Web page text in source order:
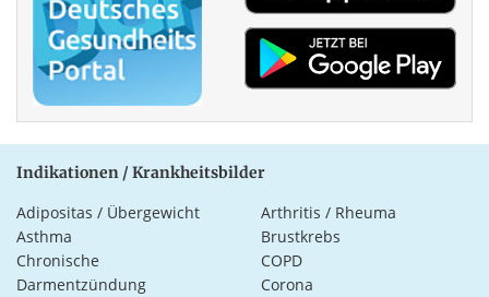
Indikationen / Krankheitsbilder
Adipositas / Übergewicht
Arthritis / Rheuma
Asthma
Brustkrebs
Chronische
Darmentzündung
COPD
Corona